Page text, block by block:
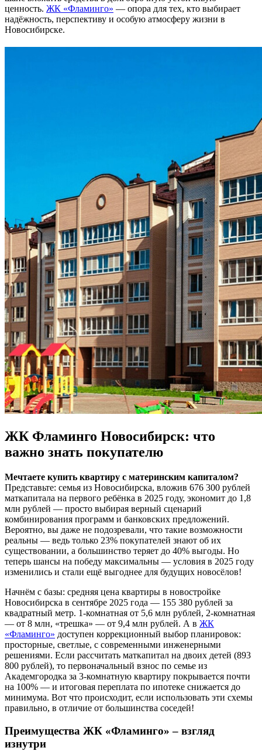
ценность. ЖК «Фламинго» — опора для тех, кто выбирает
надёжность, перспективу и особую атмосферу жизни в
Новосибирске.
ЖК Фламинго Новосибирск: что
важно знать покупателю
Мечтаете купить квартиру с материнским капиталом?
Представьте: семья из Новосибирска, вложив 676 300 рублей
маткапитала на первого ребёнка в 2025 году, экономит до 1,8
млн рублей — просто выбирая верный сценарий
комбинирования программ и банковских предложений.
Вероятно, вы даже не подозревали, что такие возможности
реальны — ведь только 23% покупателей знают об их
существовании, а большинство теряет до 40% выгоды. Но
теперь шансы на победу максимальны — условия в 2025 году
изменились и стали ещё выгоднее для будущих новосёлов!
Начнём с базы: средняя цена квартиры в новостройке
Новосибирска в сентябре 2025 года — 155 380 рублей за
квадратный метр. 1-комнатная от 5,6 млн рублей, 2-комнатная
— от 8 млн, «трешка» — от 9,4 млн рублей. А в ЖК
«Фламинго» доступен коррекционный выбор планировок:
просторные, светлые, с современными инженерными
решениями. Если рассчитать маткапитал на двоих детей (893
800 рублей), то первоначальный взнос по семье из
Академгородка за 3-комнатную квартиру покрывается почти
на 100% — и итоговая переплата по ипотеке снижается до
минимума. Вот что происходит, если использовать эти схемы
правильно, в отличие от большинства соседей!
Преимущества ЖК «Фламинго» – взгляд
изнутри